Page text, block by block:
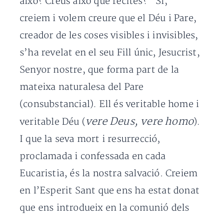
creiem i volem creure que el Déu i Pare,
creador de les coses visibles i invisibles,
s’ha revelat en el seu Fill únic, Jesucrist,
Senyor nostre, que forma part de la
mateixa naturalesa del Pare
(consubstancial). Ell és veritable home i
veritable Déu (vere Deus, vere homo).
I que la seva mort i resurrecció,
proclamada i confessada en cada
Eucaristia, és la nostra salvació. Creiem
en l’Esperit Sant que ens ha estat donat
que ens introdueix en la comunió dels